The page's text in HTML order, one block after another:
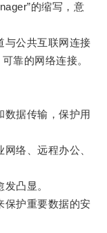
的缩写，意
公共互联网连接
靠的网络连接。
据传输，保护用
络、远程办公、
凸显。
护重要数据的安